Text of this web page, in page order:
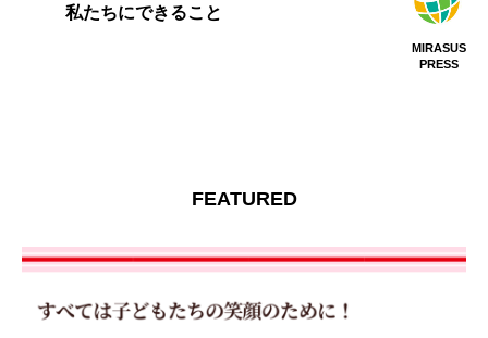
私たちにできること
MIRASUS
PRESS
FEATURED